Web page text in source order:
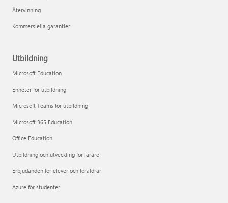
Återvinning
Kommersiella garantier
Utbildning
Microsoft Education
Enheter för utbildning
Microsoft Teams för utbildning
Microsoft 365 Education
Office Education
Utbildning och utveckling för lärare
Erbjudanden för elever och föräldrar
Azure för studenter